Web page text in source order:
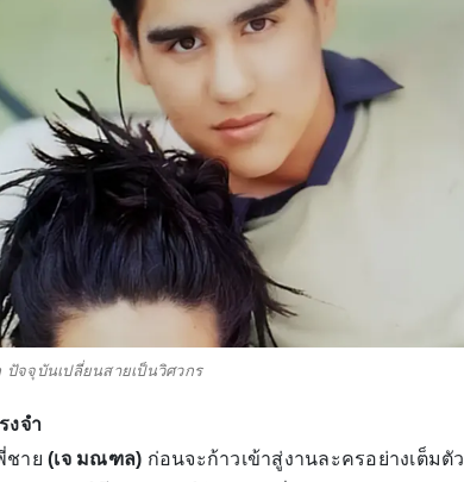
จจุบันเปลี่ยนสายเป็นวิศวกร
งจำ
ชาย (เจ มณฑล) ก่อนจะก้าวเข้าสู่งานละครอย่างเต็มตัว